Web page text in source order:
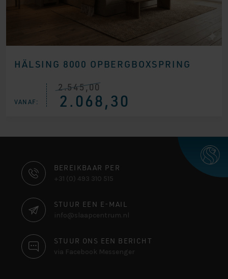
HÄLSING 8000 OPBERGBOXSPRING
VANAF:
2.545,00
Oorspronkelijke
prijs
was:
2.068,30
Huidige
prijs
is:
CONTACT
INFORMATIE
BEREIKBAAR PER
+31 (0) 493 310 515
STUUR EEN E-MAIL
info@slaapcentrum.nl
STUUR ONS EEN BERICHT
via Facebook Messenger